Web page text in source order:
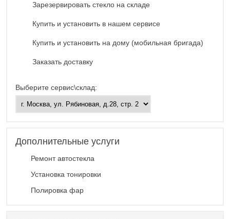
Зарезервировать стекло на складе
Купить и установить в нашем сервисе
Купить и установить на дому (мобильная бригада)
Заказать доставку
Выберите сервис\склад:
Дополнительные услуги
Ремонт автостекла
Установка тонировки
Полировка фар